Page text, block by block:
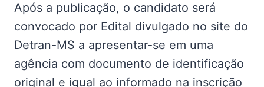
Após a publicação, o candidato será
convocado por Edital divulgado no site do
Detran-MS a apresentar-se em uma
agência com documento de identificação
original e igual ao informado na inscrição